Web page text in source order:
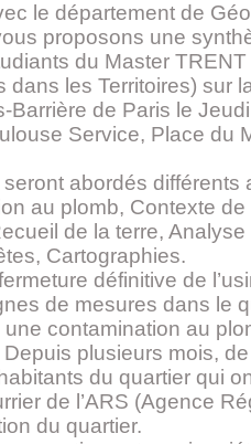
le département de
proposons une
du Master TRENT
dans les Territoires) sur
Barrière de Paris le
Service, Place du
abordés différents
au plomb, Contexte
de la terre,
Cartographies.
définitive de
de mesures dans le
contamination au
plusieurs mois,
du quartier qui
de l’ARS (Agence
du quartier.